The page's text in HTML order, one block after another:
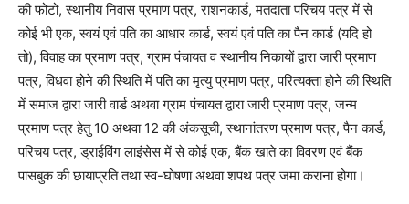
की फोटो, स्थानीय निवास प्रमाण पत्र, राशनकार्ड, मतदाता परिचय पत्र में से
कोई भी एक, स्वयं एवं पति का आधार कार्ड, स्वयं एवं पति का पैन कार्ड (यदि हो
तो), विवाह का प्रमाण पत्र, ग्राम पंचायत व स्थानीय निकायों द्वारा जारी प्रमाण
पत्र, विधवा होने की स्थिति में पति का मृत्यु प्रमाण पत्र, परित्यक्ता होने की स्थिति
में समाज द्वारा जारी वार्ड अथवा ग्राम पंचायत द्वारा जारी प्रमाण पत्र, जन्म
प्रमाण पत्र हेतु 10 अथवा 12 की अंकसूची, स्थानांतरण प्रमाण पत्र, पैन कार्ड,
परिचय पत्र, ड्राईविंग लाइंसेस में से कोई एक, बैंक खाते का विवरण एवं बैंक
पासबुक की छायाप्रति तथा स्व-घोषणा अथवा शपथ पत्र जमा कराना होगा।